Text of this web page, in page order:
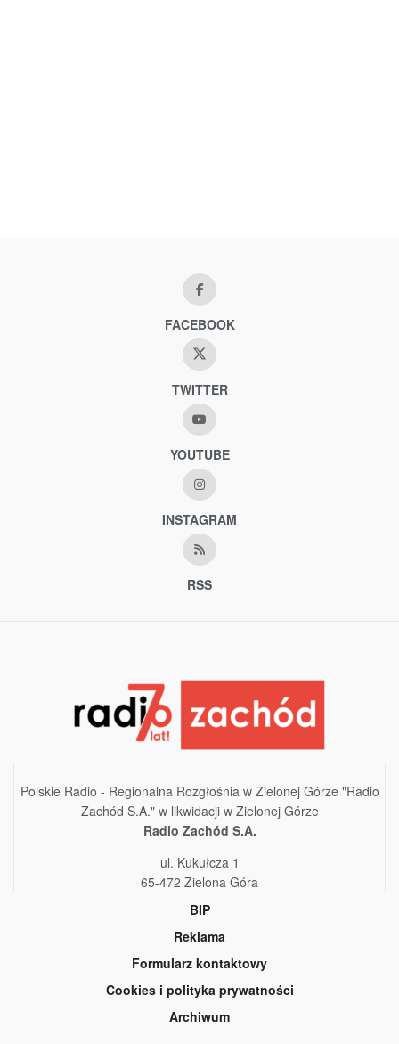
FACEBOOK
TWITTER
YOUTUBE
INSTAGRAM
RSS
Polskie Radio - Regionalna Rozgłośnia w Zielonej Górze "Radio
Zachód S.A." w likwidacji w Zielonej Górze
Radio Zachód S.A.
ul. Kukułcza 1
65-472 Zielona Góra
BIP
Reklama
Formularz kontaktowy
Cookies i polityka prywatności
Archiwum